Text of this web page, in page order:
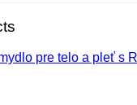
pre telo a pleť s